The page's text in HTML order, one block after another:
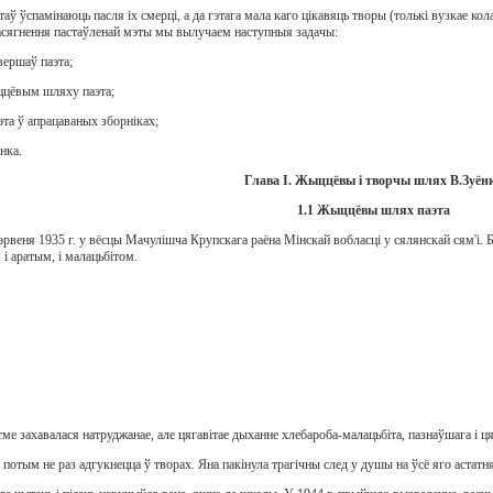
ўспамінаюць пасля іх смерці, а да гэтага мала каго цікавяць творы (толькі вузкае
пастаўленай мэты мы вылучаем наступныя задачы:
паэта;
шляху паэта;
ў апрацаваных зборніках;
Глава І. Жыццёвы і творчы шлях
1.1 Жыццёвы шлях паэта
1935 г. у вёсцы Мачулішча Крупскага раёна Мінскай вобласці у сялянскай сям'і.
аратым, і малацьбітом.
захавалася натруджанае, але цягавітае дыханне хлебароба-малацьбіта, пазнаўшага і
не раз адгукнецца ў творах. Яна пакінула трагічны след у душы на ўсё яго